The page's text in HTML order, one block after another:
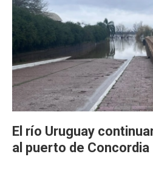
El río Uruguay
al puerto de Concordia